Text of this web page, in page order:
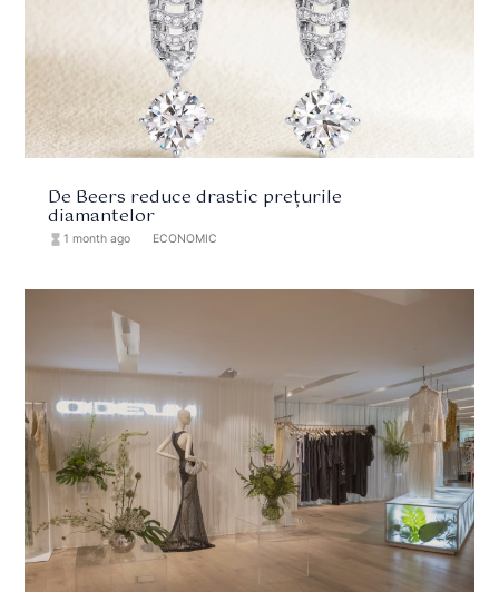
De Beers reduce drastic prețurile
diamantelor
hourglass_full 1 month ago ECONOMIC